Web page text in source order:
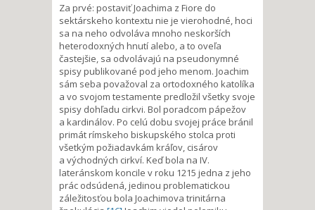
Za prvé: postaviť Joachima z Fiore do
sektárskeho kontextu nie je vierohodné, hoci
sa na neho odvoláva mnoho neskorších
heterodoxných hnutí alebo, a to oveľa
častejšie, sa odvolávajú na pseudonymné
spisy publikované pod jeho menom. Joachim
sám seba považoval za ortodoxného katolíka
a vo svojom testamente predložil všetky svoje
spisy dohľadu cirkvi. Bol poradcom pápežov
a kardinálov. Po celú dobu svojej práce bránil
primát rímskeho biskupského stolca proti
všetkým požiadavkám kráľov, cisárov
a východných cirkví. Keď bola na IV.
lateránskom koncile v roku 1215 jedna z jeho
prác odsúdená, jedinou problematickou
záležitosťou bola Joachimova trinitárna